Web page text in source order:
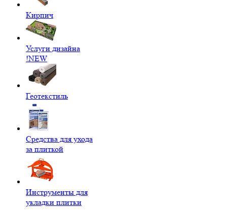
Кирпич
Услуги дизайна
!NEW
Геотекстиль
Средства для ухода
за плиткой
Инструменты для
укладки плитки